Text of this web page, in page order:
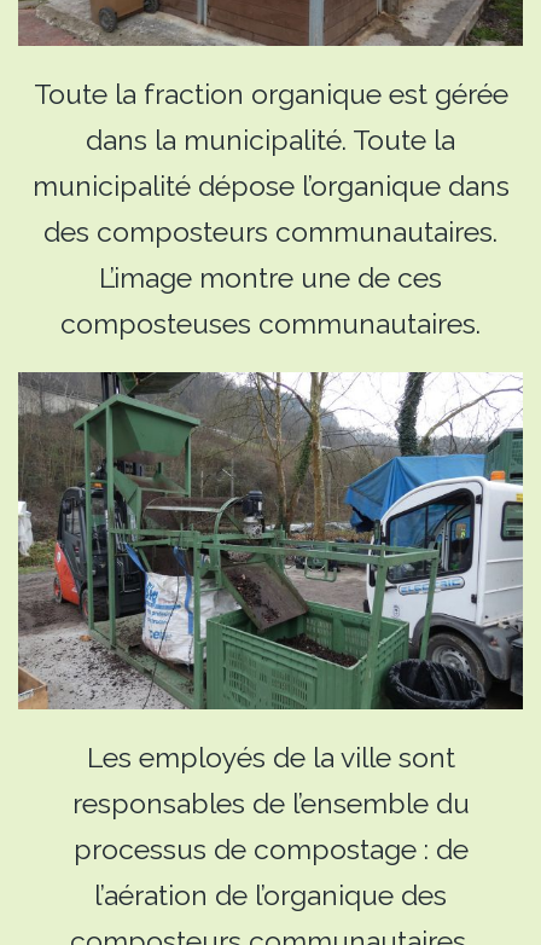
Toute la fraction organique est gérée
dans la municipalité. Toute la
municipalité dépose l’organique dans
des composteurs communautaires.
L’image montre une de ces
composteuses communautaires.
Les employés de la ville sont
responsables de l’ensemble du
processus de compostage : de
l’aération de l’organique des